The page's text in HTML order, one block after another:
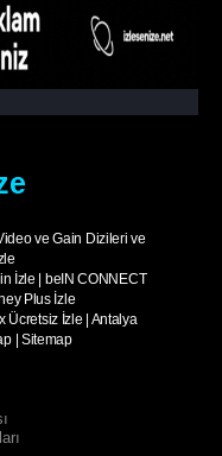
ve Gain Dizileri ve
İzle | beIN CONNECT
Plus İzle
Ücretsiz İzle | Antalya
| Sitemap